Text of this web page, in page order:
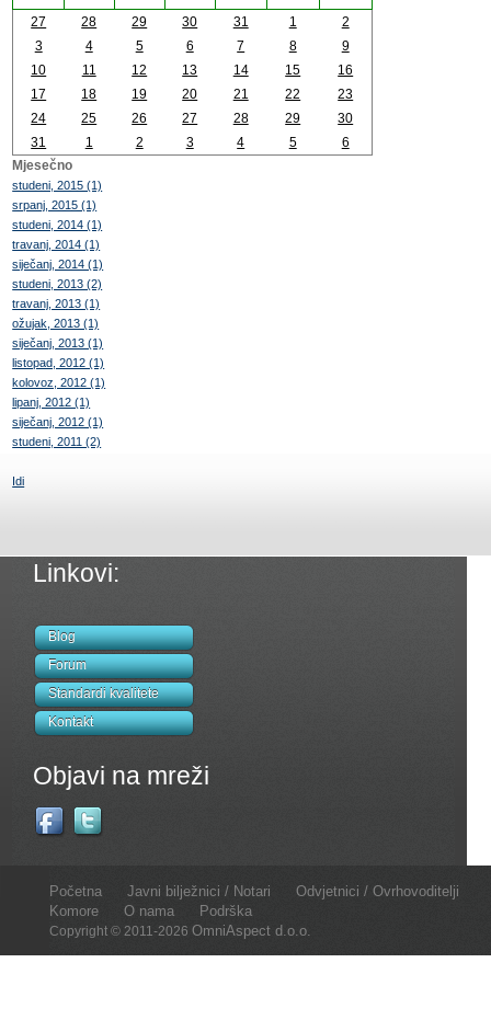
27 28 29 30 31 1
2
3
4 5 6 7 8
9
10
11 12 13 14 15
16
17
18 19 20 21 22
23
24
25 26 27 28 29
30
31
1 2 3 4 5
6
Mjesečno
studeni, 2015 (1)
srpanj, 2015 (1)
studeni, 2014 (1)
travanj, 2014 (1)
siječanj, 2014 (1)
studeni, 2013 (2)
travanj, 2013 (1)
ožujak, 2013 (1)
siječanj, 2013 (1)
listopad, 2012 (1)
kolovoz, 2012 (1)
lipanj, 2012 (1)
siječanj, 2012 (1)
studeni, 2011 (2)
Idi
Linkovi:
Blog
Forum
Standardi kvalitete
Kontakt
Objavi na mreži
Početna Javni bilježnici / Notari
Odvjetnici / Ovrhovoditelji
Komore
O nama Podrška
Copyright © 2011-2026 OmniAspect d.o.o.